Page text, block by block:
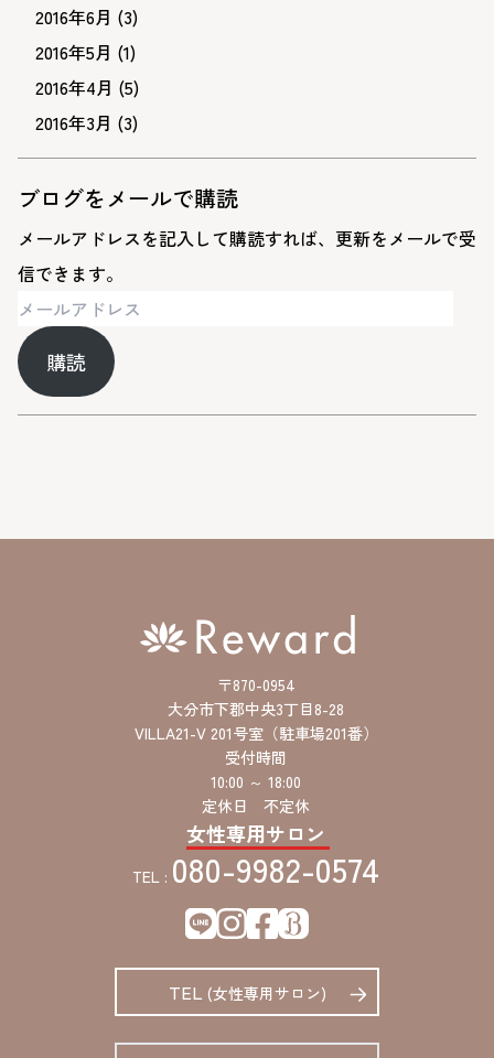
2016年6月 (3)
2016年5月 (1)
2016年4月 (5)
2016年3月 (3)
ブログをメールで購読
メールアドレスを記入して購読すれば、更新をメールで受
信できます。
メ
ー
ル
ア
購読
〒870-0954
大分市下郡中央3丁目8-28
VILLA21-V 201号室（駐車場201番）
受付時間
10:00 ～ 18:00
定休日 不定休
女性専用サロン
TEL : 080-9982-0574
TEL (女性専用サロン)